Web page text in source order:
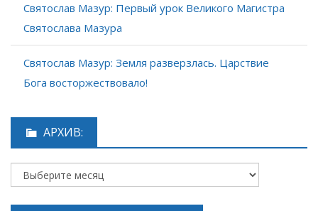
Святослав Мазур: Первый урок Великого Магистра
Святослава Мазура
Святослав Мазур: Земля разверзлась. Царствие
Бога восторжествовало!
АРХИВ: